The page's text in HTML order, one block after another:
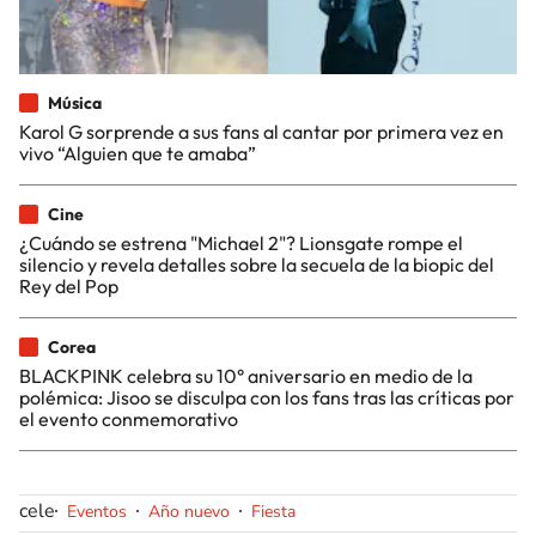
Música
Karol G sorprende a sus fans al cantar por primera vez en
vivo “Alguien que te amaba”
Cine
¿Cuándo se estrena "Michael 2"? Lionsgate rompe el
silencio y revela detalles sobre la secuela de la biopic del
Rey del Pop
Corea
BLACKPINK celebra su 10° aniversario en medio de la
polémica: Jisoo se disculpa con los fans tras las críticas por
el evento conmemorativo
cele Eventos Año nuevo Fiesta